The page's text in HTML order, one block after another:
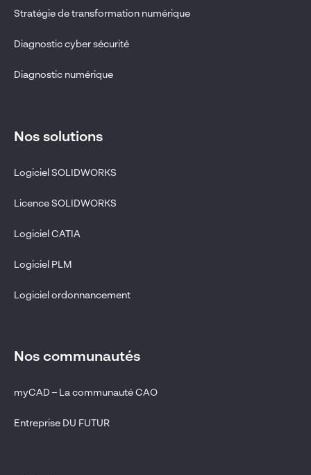
Stratégie de transformation numérique
Diagnostic cyber sécurité
Diagnostic numérique
Nos solutions
Logiciel SOLIDWORKS
Licence SOLIDWORKS
Logiciel CATIA
Logiciel PLM
Logiciel ordonnancement
Nos communautés
myCAD – La communauté CAO
Entreprise DU FUTUR